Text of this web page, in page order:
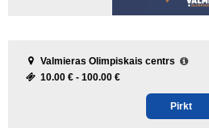
Valmieras Olimpiskais centrs
10.00 € - 100.00 €
Pirkt